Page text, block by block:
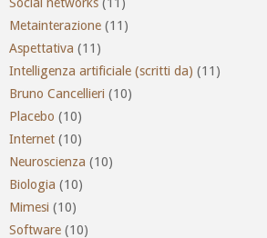
Metainterazione (11)
Aspettativa (11)
Intelligenza artificiale (scritti da) (11)
Bruno Cancellieri (10)
Placebo (10)
Internet (10)
Neuroscienza (10)
Biologia (10)
Mimesi (10)
Software (10)